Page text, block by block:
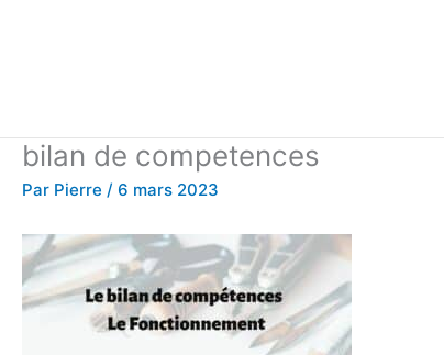
bilan de competences
Par Pierre / 6 mars 2023